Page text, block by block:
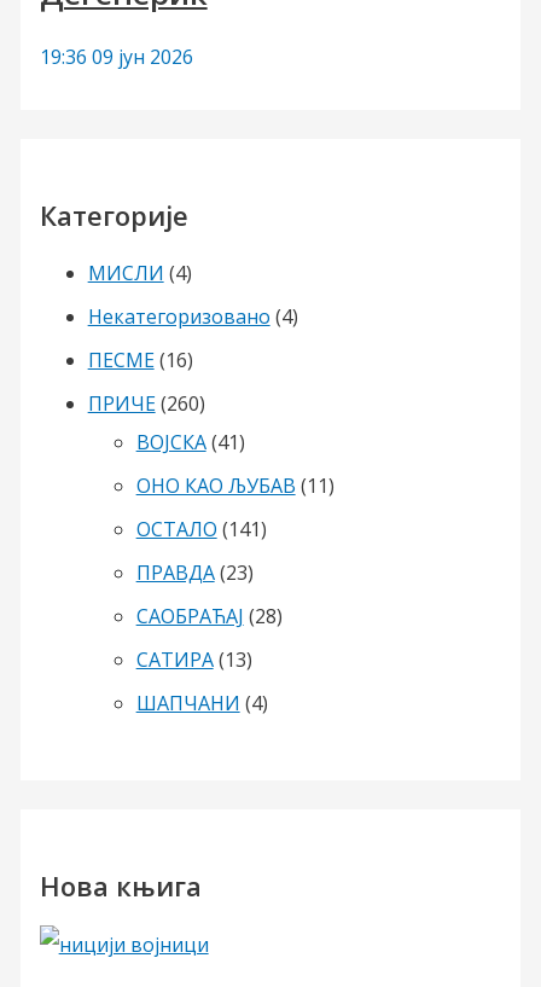
19:36 09 јун 2026
Категорије
МИСЛИ (4)
Некатегоризовано (4)
ПЕСМЕ(16)
ПРИЧЕ(260)
ВОЈСКА(41)
ОНО КАО ЉУБАВ (11)
ОСТАЛО (141)
ПРАВДА(23)
САОБРАЋАЈ (28)
САТИРА(13)
ШАПЧАНИ (4)
Нова књига